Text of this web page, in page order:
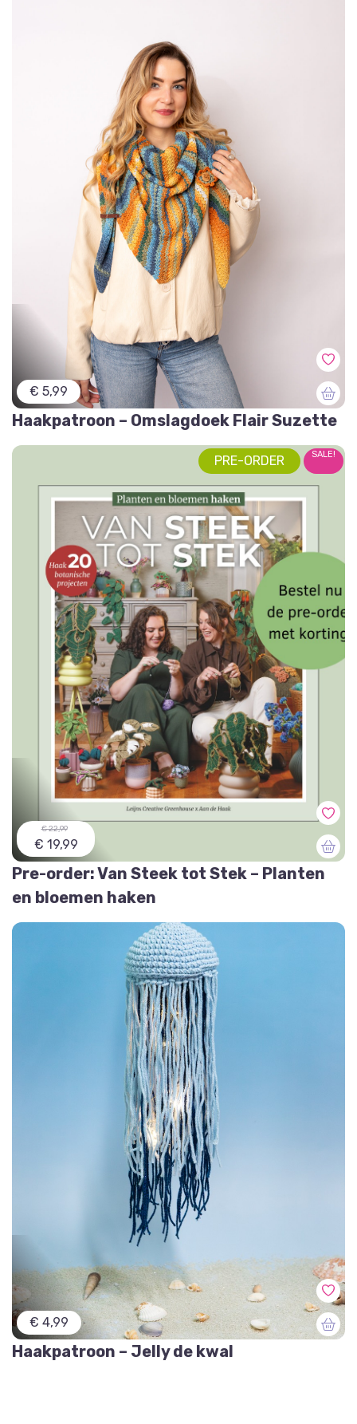
€ 5,99
Haakpatroon – Omslagdoek Flair Suzette
PRE-ORDER SALE!
€ 22,99
€ 19,99
Pre-order: Van Steek tot Stek – Planten
en bloemen haken
€ 4,99
Haakpatroon – Jelly de kwal